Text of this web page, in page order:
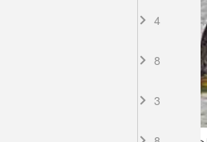
4
8
3